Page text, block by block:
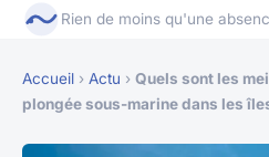
Rien de moins qu'une
Accueil › Actu › Quels sont les
plongée sous-marine dans les